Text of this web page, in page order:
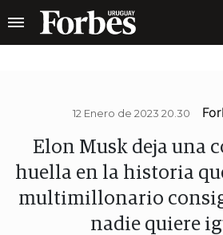
12 Enero de 2023 20.30
Elon Musk deja una
huella en la historia
multimillonario
nadie quiere